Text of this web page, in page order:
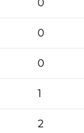
0
0
0
1
2